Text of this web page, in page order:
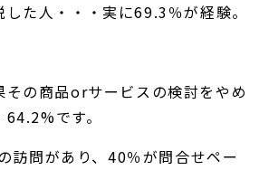
た人・・・実に69.3％が経験。
その商品orサービスの検討をやめ
です。
訪問があり、40％が問合せペー